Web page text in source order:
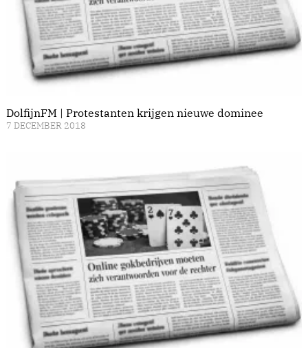
DolfijnFM | Protestanten krijgen nieuwe dominee
7 DECEMBER 2018